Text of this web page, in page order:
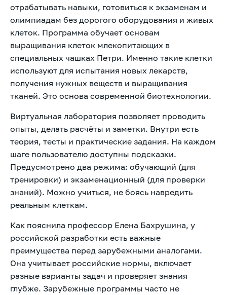
отрабатывать навыки, готовиться к экзаменам и
олимпиадам без дорогого оборудования и живых
клеток. Программа обучает основам
выращивания клеток млекопитающих в
специальных чашках Петри. Именно такие клетки
используют для испытания новых лекарств,
получения нужных веществ и выращивания
тканей. Это основа современной биотехнологии.
Виртуальная лаборатория позволяет проводить
опыты, делать расчёты и заметки. Внутри есть
теория, тесты и практические задания. На каждом
шаге пользователю доступны подсказки.
Предусмотрено два режима: обучающий (для
тренировки) и экзаменационный (для проверки
знаний). Можно учиться, не боясь навредить
реальным клеткам.
Как пояснила профессор Елена Бахрушина, у
российской разработки есть важные
преимущества перед зарубежными аналогами.
Она учитывает российские нормы, включает
разные варианты задач и проверяет знания
глубже. Зарубежные программы часто не